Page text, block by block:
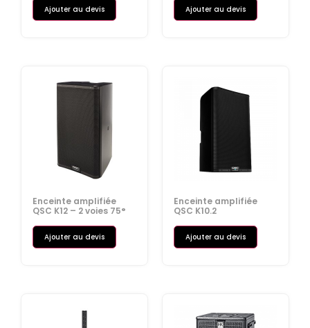
Ajouter au devis Ajouter au devis
Enceinte amplifiée
QSC K12 – 2 voies 75°
Ajouter au devis
Enceinte amplifiée
QSC K10.2
Ajouter au devis